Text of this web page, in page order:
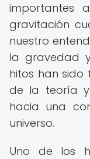
importantes
gravitación
nuestro
la gravedad
hitos han sido
de la teoría
hacia una
universo.
Uno de los